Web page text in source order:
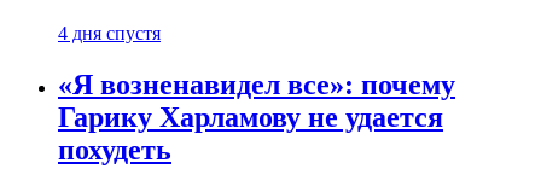
4 дня спустя
«Я возненавидел все»: почему
Гарику Харламову не удается
похудеть